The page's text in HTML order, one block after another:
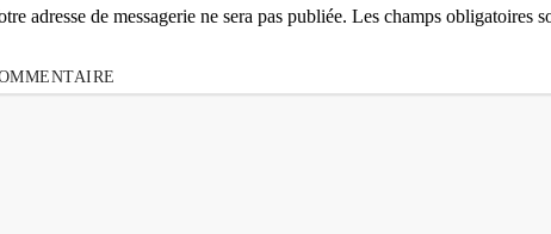
adresse de messagerie ne sera pas publiée. Les champs obligatoires